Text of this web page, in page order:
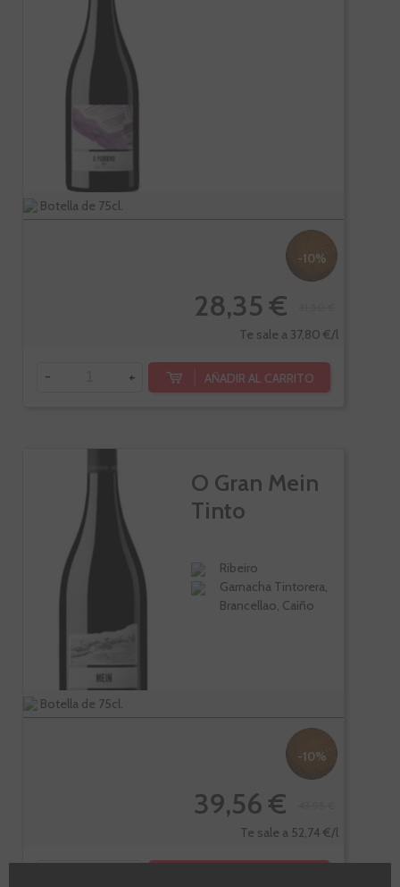
Botella de 75cl.
-10%
28,35 €
Te sale a 37,80 €/l
- + AÑADIR AL CARRITO
O Gran Mein
Tinto
Ribeiro
Garnacha Tintorera,
Brancellao, Caiño
Botella de 75cl.
-10%
39,56 €
Te sale a 52,74 €/l